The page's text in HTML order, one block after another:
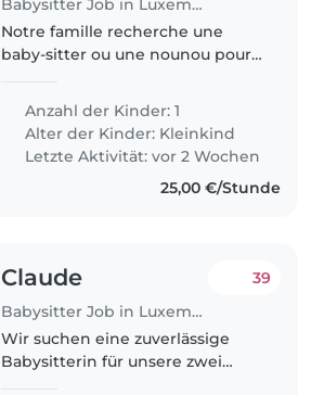
Babysitter Job in Luxemburg
Notre famille recherche une
baby-sitter ou une nounou pour
mois, énergique et
indépendante. Elle adore
explorer et apprendre de
nouvelles choses. Nous..
Anzahl der Kinder: 1
Alter der Kinder: Kleinkind
Letzte Aktivität: vor 2 Wochen
25,00 €/Stunde
Claude
Babysitter Job in Luxemburg
39
Wir suchen eine zuverlässige
Babysitterin für unsere zwei